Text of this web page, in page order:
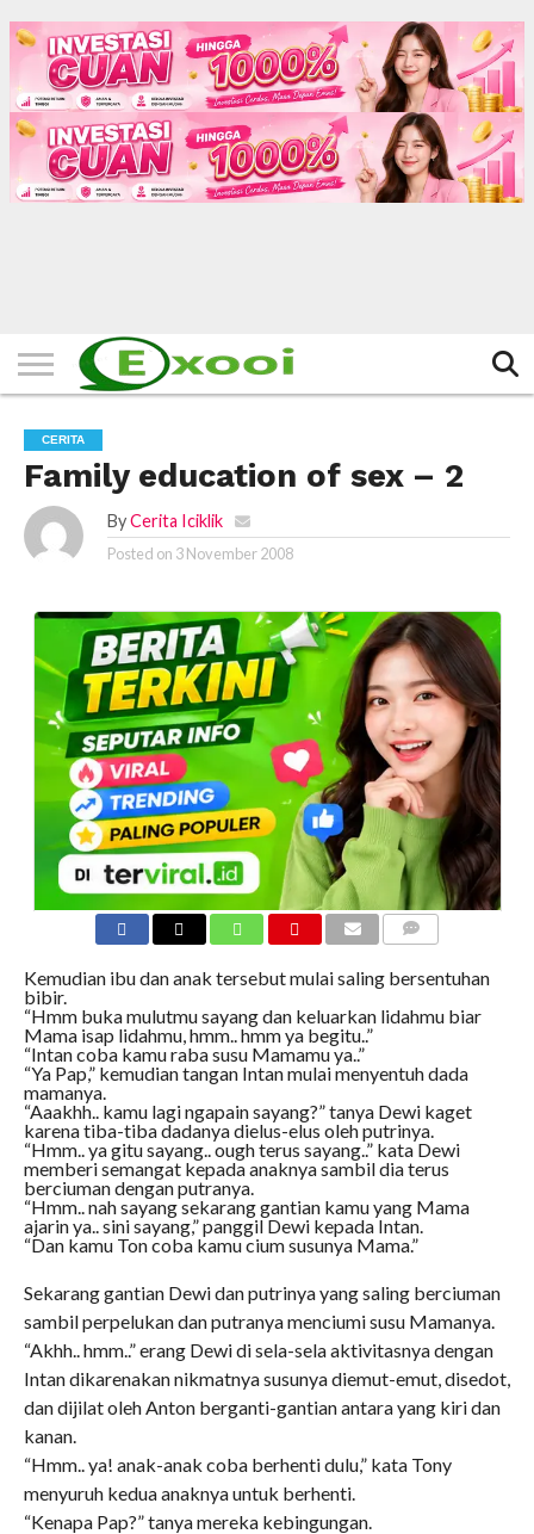
HOME
FILTER
BERITA
BIODATA
CERITA
CERPEN
EKSKLUSIF
FOTO
VIDEO
TIPS
MORE
CERITA
Family education of sex – 2
By Cerita Iciklik
Posted on 3 November 2008
Kemudian ibu dan anak tersebut mulai saling bersentuhan
bibir.
“Hmm buka mulutmu sayang dan keluarkan lidahmu biar
Mama isap lidahmu, hmm.. hmm ya begitu..”
“Intan coba kamu raba susu Mamamu ya..”
“Ya Pap,” kemudian tangan Intan mulai menyentuh dada
mamanya.
“Aaakhh.. kamu lagi ngapain sayang?” tanya Dewi kaget
karena tiba-tiba dadanya dielus-elus oleh putrinya.
“Hmm.. ya gitu sayang.. ough terus sayang..” kata Dewi
memberi semangat kepada anaknya sambil dia terus
berciuman dengan putranya.
“Hmm.. nah sayang sekarang gantian kamu yang Mama
ajarin ya.. sini sayang,” panggil Dewi kepada Intan.
“Dan kamu Ton coba kamu cium susunya Mama.”
Sekarang gantian Dewi dan putrinya yang saling berciuman
sambil perpelukan dan putranya menciumi susu Mamanya.
“Akhh.. hmm..” erang Dewi di sela-sela aktivitasnya dengan
Intan dikarenakan nikmatnya susunya diemut-emut, disedot,
dan dijilat oleh Anton berganti-gantian antara yang kiri dan
kanan.
“Hmm.. ya! anak-anak coba berhenti dulu,” kata Tony
menyuruh kedua anaknya untuk berhenti.
“Kenapa Pap?” tanya mereka kebingungan.